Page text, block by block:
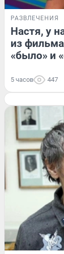
РАЗВЛЕЧЕНИЯ
Настя, у
из
«было» и
5 часов 447